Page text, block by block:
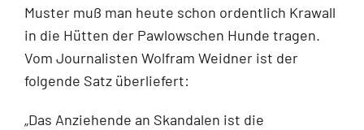
Muster muß man heute schon ordentlich Krawall
in die Hütten der Pawlowschen Hunde tragen.
Vom Journalisten Wolfram Weidner ist der
folgende Satz überliefert:
„Das Anziehende an Skandalen ist die